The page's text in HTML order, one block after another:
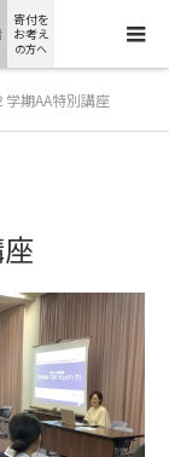
寄付を
お考え
の方へ
学期AA特別講座